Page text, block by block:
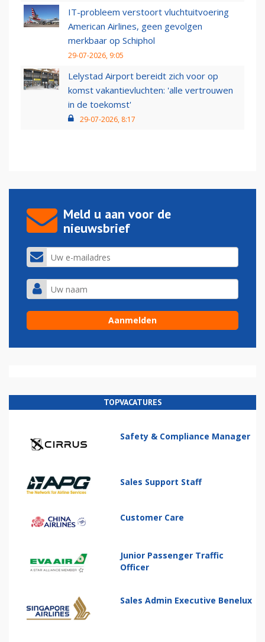
IT-probleem verstoort vluchtuitvoering
American Airlines, geen gevolgen
merkbaar op Schiphol
29-07-2026, 9:05
Lelystad Airport bereidt zich voor op
komst vakantievluchten: 'alle vertrouwen
in de toekomst'
29-07-2026, 8:17
Meld u aan voor de
nieuwsbrief
TOPVACATURES
Safety & Compliance Manager
Sales Support Staff
Customer Care
Junior Passenger Traffic
Officer
Sales Admin Executive Benelux